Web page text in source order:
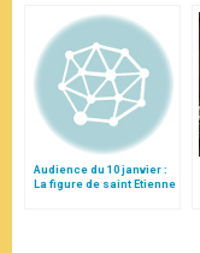
Audience du 10 janvier :
La figure de saint Etienne